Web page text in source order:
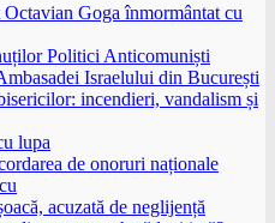
Goga înmormântat cu
Politici Anticomuniști
Israelului din București
incendieri, vandalism și
lupa
de onoruri naționale
acuzată de neglijență